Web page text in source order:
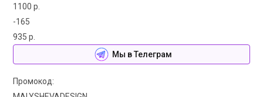
1100 р.
-165
935 р.
Мы в Телеграм
Промокод: